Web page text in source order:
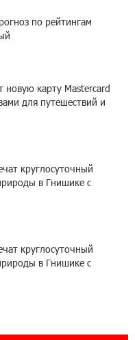
по рейтингам
новую карту Mastercard
для путешествий и
круглосуточный
в Гнишике с
круглосуточный
в Гнишике с
со стартапами на